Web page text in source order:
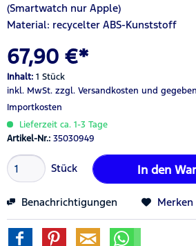
(Smartwatch nur Apple)
Material: recycelter ABS-Kunststoff
67,90 €*
Inhalt: 1 Stück
inkl. MwSt. zzgl. Versandkosten und
Importkosten
Lieferzeit ca. 1-3 Tage
Artikel-Nr.: 35030949
Stück In den
Benachrichtigungen Merken